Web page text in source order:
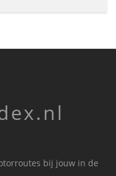
bij jouw in de